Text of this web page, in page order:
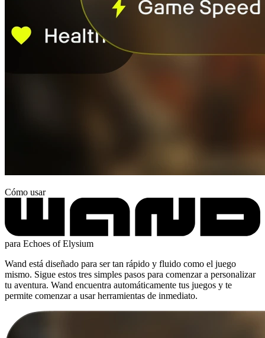
Cómo usar
para Echoes of Elysium
Wand está diseñado para ser tan rápido y fluido como el juego
mismo. Sigue estos tres simples pasos para comenzar a personalizar
tu aventura. Wand encuentra automáticamente tus juegos y te
permite comenzar a usar herramientas de inmediato.